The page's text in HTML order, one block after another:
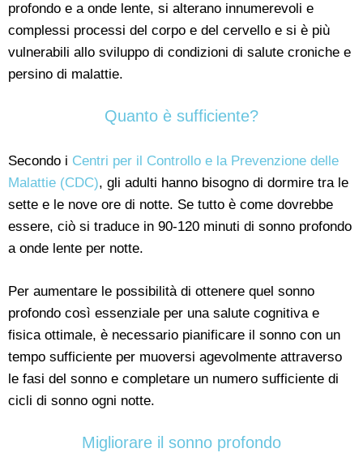
profondo e a onde lente, si alterano innumerevoli e
complessi processi del corpo e del cervello e si è più
vulnerabili allo sviluppo di condizioni di salute croniche e
persino di malattie.
Quanto è sufficiente?
Secondo i Centri per il Controllo e la Prevenzione delle
Malattie (CDC), gli adulti hanno bisogno di dormire tra le
sette e le nove ore di notte. Se tutto è come dovrebbe
essere, ciò si traduce in 90-120 minuti di sonno profondo
a onde lente per notte.
Per aumentare le possibilità di ottenere quel sonno
profondo così essenziale per una salute cognitiva e
fisica ottimale, è necessario pianificare il sonno con un
tempo sufficiente per muoversi agevolmente attraverso
le fasi del sonno e completare un numero sufficiente di
cicli di sonno ogni notte.
Migliorare il sonno profondo